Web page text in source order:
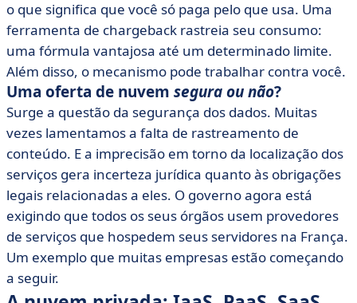
o que significa que você só paga pelo que usa. Uma
ferramenta de chargeback rastreia seu consumo:
uma fórmula vantajosa até um determinado limite.
Além disso, o mecanismo pode trabalhar contra você.
Uma oferta de nuvem segura ou não?
Surge a questão da segurança dos dados. Muitas
vezes lamentamos a falta de rastreamento de
conteúdo. E a imprecisão em torno da localização dos
serviços gera incerteza jurídica quanto às obrigações
legais relacionadas a eles. O governo agora está
exigindo que todos os seus órgãos usem provedores
de serviços que hospedem seus servidores na França.
Um exemplo que muitas empresas estão começando
a seguir.